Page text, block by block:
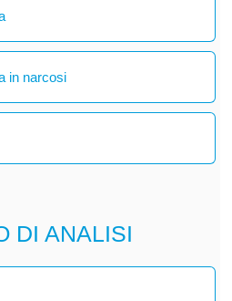
in narcosi
DI ANALISI